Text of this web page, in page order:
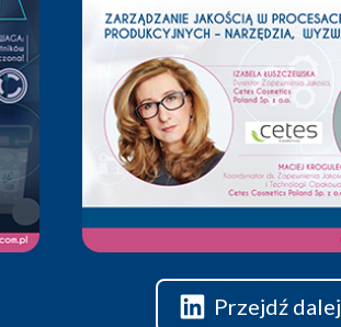
Przejdź dalej